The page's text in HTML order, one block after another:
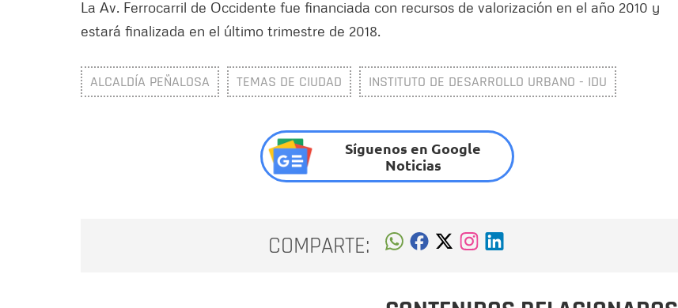
La Av. Ferrocarril de Occidente fue financiada con recursos de valorización en el año 2010 y
estará finalizada en el último trimestre de 2018.
ALCALDÍA PEÑALOSA TEMAS DE CIUDAD INSTITUTO DE DESARROLLO URBANO - IDU
Síguenos en Google
Noticias
COMPARTE: